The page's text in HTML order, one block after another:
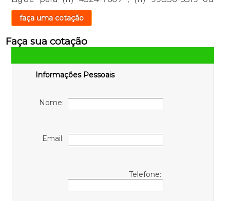
faça uma cotação
Faça sua cotação
Informações Pessoais
Nome:
Email:
Telefone: